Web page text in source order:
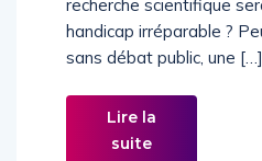
recherche scientifique
handicap irréparable ?
sans débat public, une […]
Lire la
suite